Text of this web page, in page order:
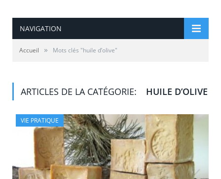
NAVIGATION
Accueil » Mots clés "huile d’olive"
ARTICLES DE LA CATÉGORIE: HUILE D’OLIVE
VIE PRATIQUE